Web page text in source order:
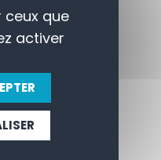
x 700(P) mm
requise
ceux que
activer